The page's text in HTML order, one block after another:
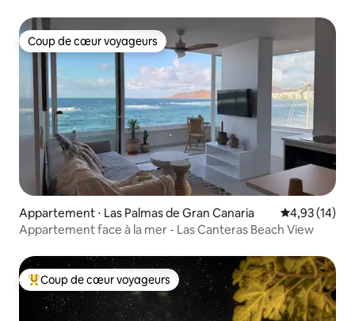
Coup de cœur voyageurs
Coup de cœur voyageurs
Appartement ⋅ Las Palmas de Gran Canaria Évaluation
4,93 (14)
Appartement face à la mer - Las Canteras Beach View
Coups de cœur voyageurs les plus appréciés
Coup de cœur voyageurs